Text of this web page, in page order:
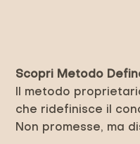
Scopri Metodo
Il metodo
che ridefinisce il
Non promesse, ma